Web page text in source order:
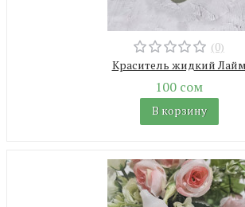
(0)
Краситель жидкий Лайм
100 сом
В корзину